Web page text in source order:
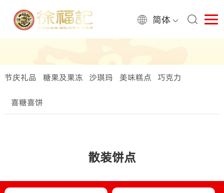
简体
节庆礼品 糖果及果冻 沙琪玛 美味糕点 巧克力
喜糖喜饼
散装饼点